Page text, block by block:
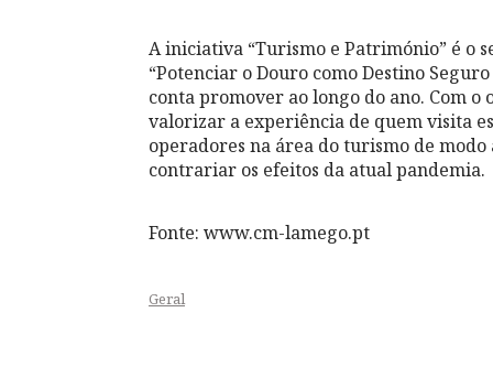
A iniciativa “Turismo e Património” é o
“Potenciar o Douro como Destino
conta promover ao longo do ano. Com
valorizar a experiência de quem visita
operadores na área do turismo de
contrariar os efeitos da atual pandemia.
Fonte: www.cm-lamego.pt
Geral